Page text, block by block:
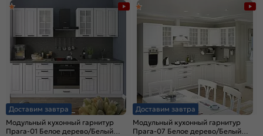
Доставим завтра
Модульный кухонный гарнитур
Прага-01 Белое дерево/Белый
Доставим завтра
Модульный кухонный гарнитур
Прага-07 Белое дерево/Белый